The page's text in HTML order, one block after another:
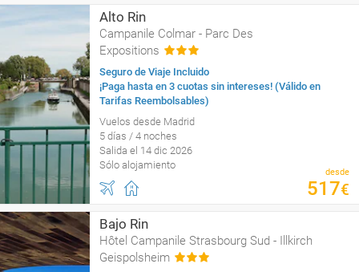
Alto Rin
Campanile Colmar - Parc Des
Expositions
Seguro de Viaje Incluido
¡Paga hasta en 3 cuotas sin intereses! (Válido en
Tarifas Reembolsables)
Vuelos desde Madrid
5 días / 4 noches
Salida el 14 dic 2026
Sólo alojamiento
desde
517€
Bajo Rin
Hôtel Campanile Strasbourg Sud - Illkirch
Geispolsheim